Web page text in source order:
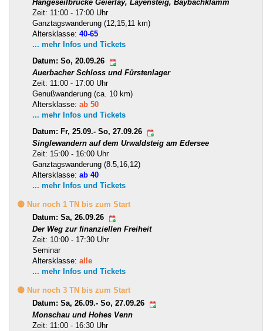
Hängeseilbrücke Geierlay, Layensteig, Baybachklamm
Zeit: 11:00 - 17:00 Uhr
Ganztagswanderung (12,15,11 km)
Altersklasse: 40-65
... mehr Infos und Tickets
Datum: So, 20.09.26
Auerbacher Schloss und Fürstenlager
Zeit: 11:00 - 17:00 Uhr
Genußwanderung (ca. 10 km)
Altersklasse: ab 50
... mehr Infos und Tickets
Datum: Fr, 25.09.- So, 27.09.26
Singlewandern auf dem Urwaldsteig am Edersee
Zeit: 15:00 - 16:00 Uhr
Ganztagswanderung (8.5,16,12)
Altersklasse: ab 40
... mehr Infos und Tickets
🟡 Nur noch 1 TN bis zum Start
Datum: Sa, 26.09.26
Der Weg zur finanziellen Freiheit
Zeit: 10:00 - 17:30 Uhr
Seminar
Altersklasse: alle
... mehr Infos und Tickets
🟡 Nur noch 3 TN bis zum Start
Datum: Sa, 26.09.- So, 27.09.26
Monschau und Hohes Venn
Zeit: 11:00 - 16:30 Uhr